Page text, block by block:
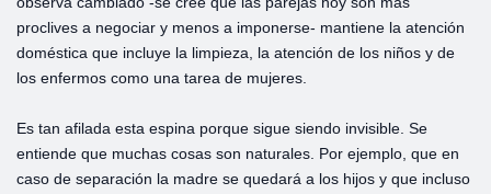
proclives a negociar y menos a imponerse- mantiene la atención
doméstica que incluye la limpieza, la atención de los niños y de
los enfermos como una tarea de mujeres.
Es tan afilada esta espina porque sigue siendo invisible. Se
entiende que muchas cosas son naturales. Por ejemplo, que en
caso de separación la madre se quedará a los hijos y que incluso